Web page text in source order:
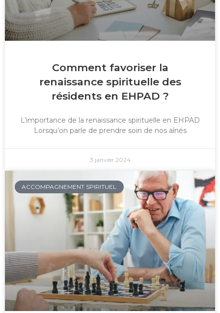
Comment favoriser la
renaissance spirituelle des
résidents en EHPAD ?
L’importance de la renaissance spirituelle en EHPAD
Lorsqu’on parle de prendre soin de nos aînés
3 janvier 2024
ACCOMPAGNEMENT SPIRITUEL